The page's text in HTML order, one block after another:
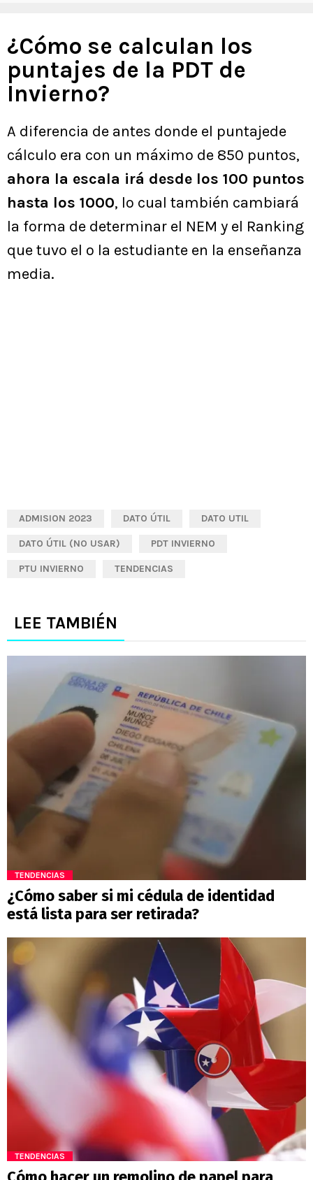
¿Cómo se calculan los
puntajes de la PDT de
Invierno?
A diferencia de antes donde el puntajede
cálculo era con un máximo de 850 puntos,
ahora la escala irá desde los 100 puntos
hasta los 1000, lo cual también cambiará
la forma de determinar el NEM y el Ranking
que tuvo el o la estudiante en la enseñanza
media.
ADMISION 2023 DATO ÚTIL DATO UTIL
DATO ÚTIL (NO USAR) PDT INVIERNO
PTU INVIERNO TENDENCIAS
LEE TAMBIÉN
TENDENCIAS
¿Cómo saber si mi cédula de identidad
está lista para ser retirada?
TENDENCIAS